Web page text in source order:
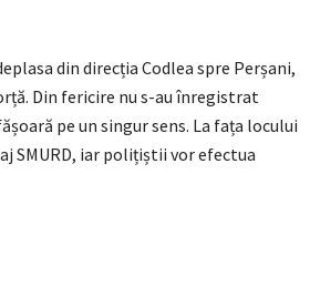
din direcția Codlea spre Perșani,
Din fericire nu s-au înregistrat
pe un singur sens. La fața locului
SMURD, iar polițiștii vor efectua